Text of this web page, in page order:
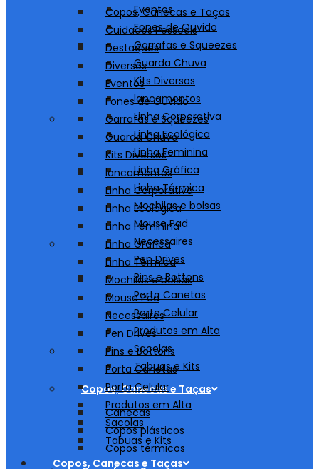
Eventos
Fones de Ouvido
Garrafas e Squeezes
Guarda Chuva
Kits Diversos
lancamentos
Linha Corporativa
Linha Ecológica
Linha Feminina
Linha Gráfica
Linha Térmica
Mochilas e bolsas
Mouse Pad
Necessaires
Pen Drives
Pins e Bottons
Porta Canetas
Porta Celular
Produtos em Alta
Sacolas
Tabuas e Kits
Copos, Canecas e Taças
Canecas
Copos plásticos
Copos térmicos
Copos, Canecas e Taças
Cuidados Pessoais
Destaques
Diversos
Eventos
Fones de Ouvido
Garrafas e Squeezes
Guarda Chuva
Kits Diversos
lancamentos
Linha Corporativa
Linha Ecológica
Linha Feminina
Linha Gráfica
Linha Térmica
Mochilas e bolsas
Mouse Pad
Necessaires
Pen Drives
Pins e Bottons
Porta Canetas
Porta Celular
Produtos em Alta
Sacolas
Tabuas e Kits
Copos, Canecas e Taças